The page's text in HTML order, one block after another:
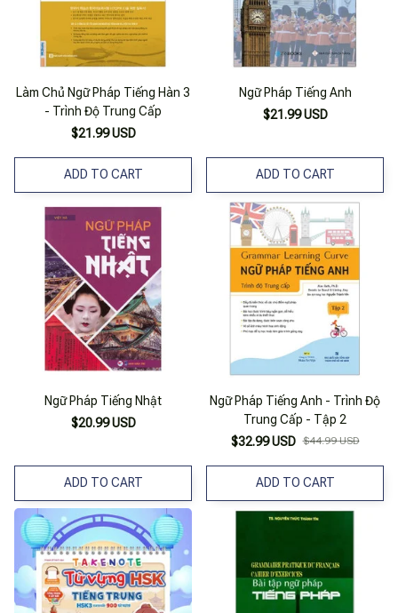
Làm Chủ Ngữ Pháp Tiếng Hàn 3
- Trình Độ Trung Cấp
$21.99 USD
ADD TO CART
Ngữ Pháp Tiếng Anh
$21.99 USD
ADD TO CART
Ngữ Pháp Tiếng Nhật
$20.99 USD
ADD TO CART
Ngữ Pháp Tiếng Anh - Trình Độ
Trung Cấp - Tập 2
$32.99 USD $44.99 USD
ADD TO CART